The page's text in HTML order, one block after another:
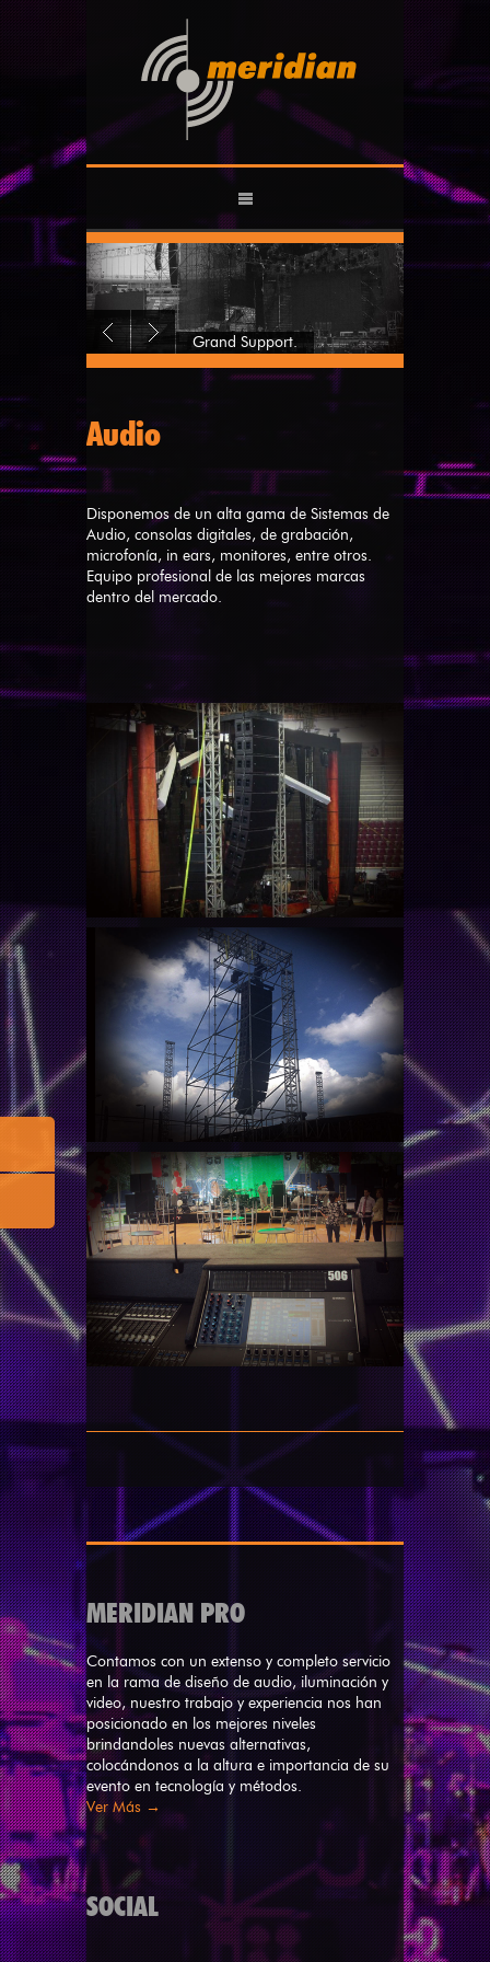
Grand Support.
Audio
Disponemos de un alta gama de Sistemas de
Audio, consolas digitales, de grabación,
microfonía, in ears, monitores, entre otros.
Equipo profesional de las mejores marcas
dentro del mercado.
MERIDIAN PRO
Contamos con un extenso y completo servicio
en la rama de diseño de audio, iluminación y
video, nuestro trabajo y experiencia nos han
posicionado en los mejores niveles
brindandoles nuevas alternativas,
colocándonos a la altura e importancia de su
evento en tecnología y métodos.
Ver Más →
SOCIAL